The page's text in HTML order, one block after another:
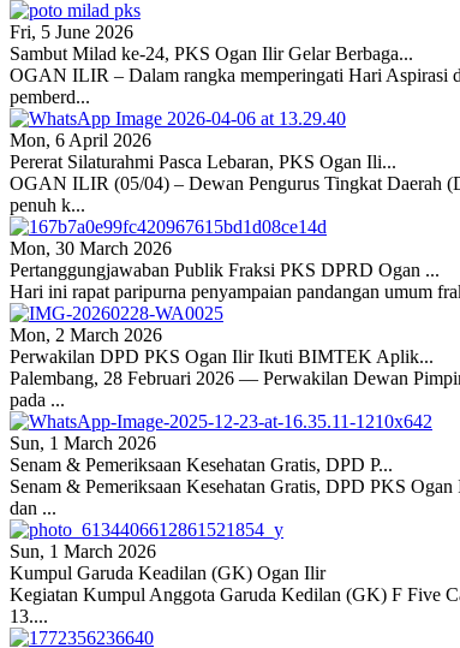
Fri, 5 June 2026
Sambut Milad ke-24, PKS Ogan Ilir Gelar Berbaga...
OGAN ILIR – Dalam rangka memperingati Hari Aspirasi
pemberd...
Mon, 6 April 2026
Pererat Silaturahmi Pasca Lebaran, PKS Ogan Ili...
OGAN ILIR (05/04) – Dewan Pengurus Tingkat Daerah
penuh k...
Mon, 30 March 2026
Pertanggungjawaban Publik Fraksi PKS DPRD Ogan ...
Hari ini rapat paripurna penyampaian pandangan umum
Mon, 2 March 2026
Perwakilan DPD PKS Ogan Ilir Ikuti BIMTEK Aplik...
Palembang, 28 Februari 2026 — Perwakilan Dewan
pada ...
Sun, 1 March 2026
Senam & Pemeriksaan Kesehatan Gratis, DPD P...
Senam & Pemeriksaan Kesehatan Gratis, DPD PKS
dan ...
Sun, 1 March 2026
Kumpul Garuda Keadilan (GK) Ogan Ilir
Kegiatan Kumpul Anggota Garuda Kedilan (GK) F Five
13....